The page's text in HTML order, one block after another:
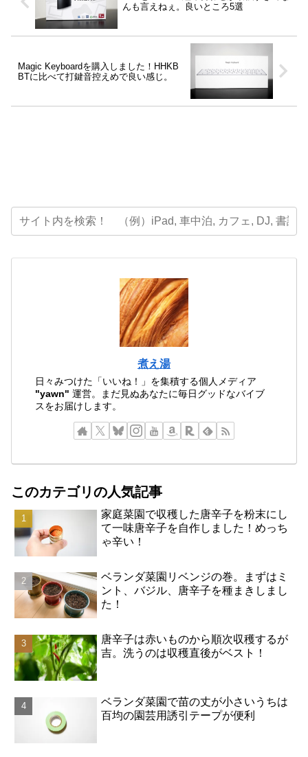
んも言えねぇ。良いところ5選
Magic Keyboardを購入しました！HHKB
BTに比べて打鍵音控えめで良い感じ。
煮え湯
日々みつけた「いいね！」を集積する個人メディア
"yawn" 運営。まだ見ぬあなたに毎日グッドなバイブ
スをお届けします。
このカテゴリの人気記事
家庭菜園で収穫した唐辛子を粉末にし
て一味唐辛子を自作しました！めっち
ゃ辛い！
ベランダ菜園リベンジの巻。まずはミ
ント、バジル、唐辛子を種まきしまし
た！
唐辛子は赤いものから順次収穫するが
吉。洗うのは収穫直後がベスト！
ベランダ菜園で苗の丈が小さいうちは
百均の園芸用誘引テープが便利